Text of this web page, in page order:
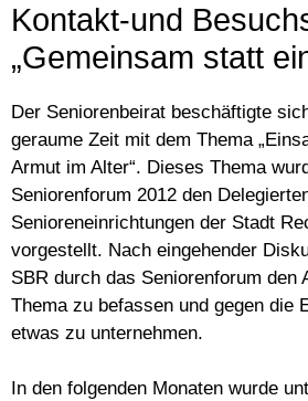
Kontakt-und
„Gemeinsam statt
Der Seniorenbeirat beschäftigte
geraume Zeit mit dem Thema
Armut im Alter“. Dieses Thema
Seniorenforum 2012 den
Senioreneinrichtungen der Stadt
vorgestellt. Nach eingehender
SBR durch das Seniorenforum den
Thema zu befassen und gegen die
etwas zu unternehmen.
In den folgenden Monaten wurde